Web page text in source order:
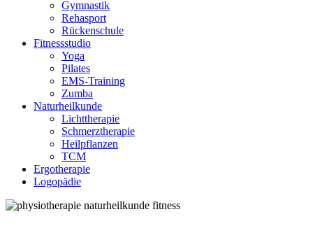
Gymnastik
Rehasport
Rückenschule
Fitnessstudio
Yoga
Pilates
EMS-Training
Zumba
Naturheilkunde
Lichttherapie
Schmerztherapie
Heilpflanzen
TCM
Ergotherapie
Logopädie